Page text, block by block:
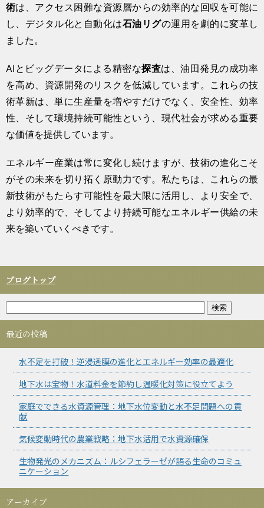
術は、アクセス困難な資源層からの効率的な回収を可能に
し、デジタル化と自動化は石油リグの運用を劇的に変革し
ました。
AIとビッグデータによる精密な探査は、油田発見の成功率
を高め、資源開発のリスクを低減しています。これらの技
術革新は、単に生産量を増やすだけでなく、安全性、効率
性、そして環境持続可能性という、現代社会が求める重要
な価値を提供しています。
エネルギー産業は常に変化し続けますが、技術の進化こそ
がその未来を切り拓く原動力です。私たちは、これらの最
新技術がもたらす可能性を最大限に活用し、より安全で、
より効率的で、そしてより持続可能なエネルギー供給の未
来を築いていくべきです。
ブログトップ
最近の投稿
水不足を打破！逆浸透膜の進化とエネルギー効率の最適化
地下水は宝物！水道料金を節約し温暖化対策に役立てよう
家庭でできる水資源管理：地下水位変動と水不足問題への貢
献
気候変動時代の農業戦略：地下水活用で水資源確保
生物発光のメカニズム：ルシフェラーゼが語る生命のコミュ
ニケーション
アーカイブ